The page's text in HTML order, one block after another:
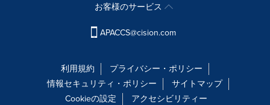
change.
will
update
as
each
お客様のサービス
APACCS@cision.com
利用規約
プライバシー・ポリシー
情報セキュリティ・ポリシー
サイトマップ
Cookieの設定
アクセシビリティー